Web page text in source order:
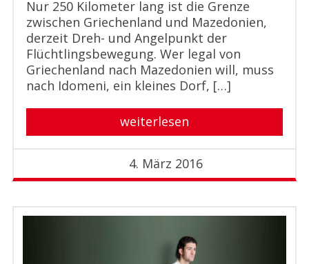
Nur 250 Kilometer lang ist die Grenze
zwischen Griechenland und Mazedonien,
derzeit Dreh- und Angelpunkt der
Flüchtlingsbewegung. Wer legal von
Griechenland nach Mazedonien will, muss
nach Idomeni, ein kleines Dorf, […]
weiterlesen
4. März 2016